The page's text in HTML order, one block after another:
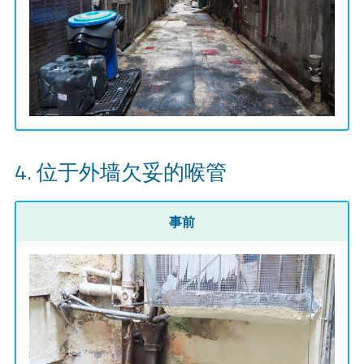
位于外墙欠妥的喉管
事前